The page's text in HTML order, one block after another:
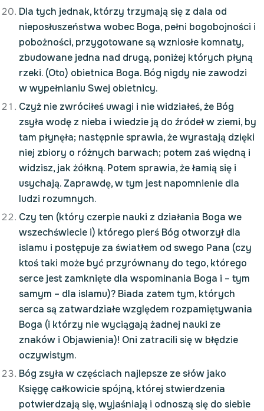
Dla tych jednak, którzy trzymają się z dala od
nieposłuszeństwa wobec Boga, pełni bogobojności i
pobożności, przygotowane są wzniosłe komnaty,
zbudowane jedna nad drugą, poniżej których płyną
rzeki. (Oto) obietnica Boga. Bóg nigdy nie zawodzi
w wypełnianiu Swej obietnicy.
Czyż nie zwróciłeś uwagi i nie widziałeś, że Bóg
zsyła wodę z nieba i wiedzie ją do źródeł w ziemi, by
tam płynęła; następnie sprawia, że wyrastają dzięki
niej zbiory o różnych barwach; potem zaś więdną i
widzisz, jak żółkną. Potem sprawia, że łamią się i
usychają. Zaprawdę, w tym jest napomnienie dla
ludzi rozumnych.
Czy ten (który czerpie nauki z działania Boga we
wszechświecie i) którego pierś Bóg otworzył dla
islamu i postępuje za światłem od swego Pana (czy
ktoś taki może być przyrównany do tego, którego
serce jest zamknięte dla wspominania Boga i – tym
samym – dla islamu)? Biada zatem tym, których
serca są zatwardziałe względem rozpamiętywania
Boga (i którzy nie wyciągają żadnej nauki ze
znaków i Objawienia)! Oni zatracili się w błędzie
oczywistym.
Bóg zsyła w częściach najlepsze ze słów jako
Księgę całkowicie spójną, której stwierdzenia
potwierdzają się, wyjaśniają i odnoszą się do siebie